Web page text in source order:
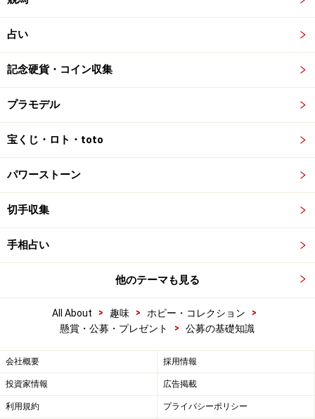
占い
記念硬貨・コイン収集
プラモデル
宝くじ・ロト・toto
パワーストーン
切手収集
手相占い
他のテーマも見る
All About > 趣味 > ホビー・コレクション
>
懸賞・公募・プレゼント
> 公募の基礎知識
会社概要 採用情報
投資家情報 広告掲載
利用規約 プライバシーポリシー